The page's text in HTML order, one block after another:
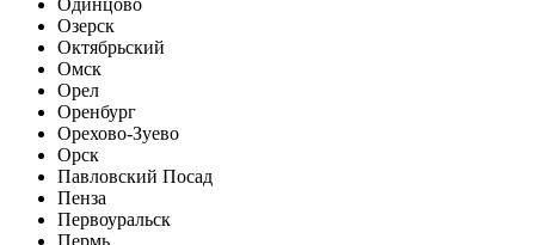
Озерск
Октябрьский
Омск
Орел
Оренбург
Орехово-Зуево
Орск
Павловский Посад
Пенза
Первоуральск
Пермь